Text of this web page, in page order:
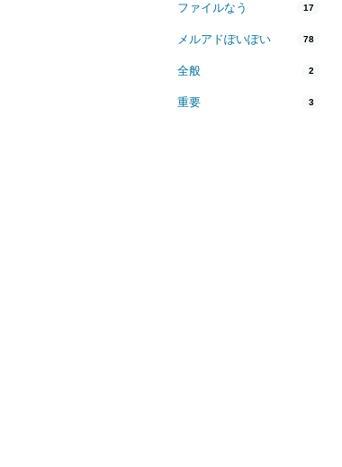
ファイルなう 17
メルアドぽいぽい 78
全般 2
重要 3